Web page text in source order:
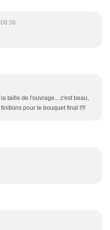
taille de l'ouvrage....c'est beau,
pour le bouquet final !!!!